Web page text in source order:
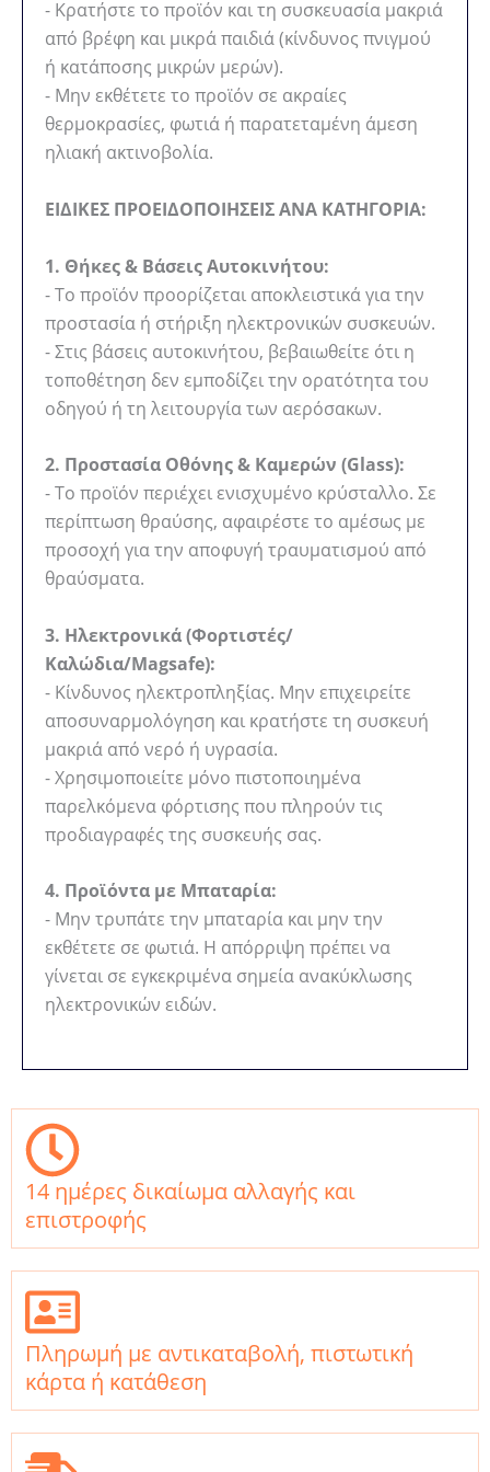
- Κρατήστε το προϊόν και τη συσκευασία μακριά
από βρέφη και μικρά παιδιά (κίνδυνος πνιγμού
ή κατάποσης μικρών μερών).
- Μην εκθέτετε το προϊόν σε ακραίες
θερμοκρασίες, φωτιά ή παρατεταμένη άμεση
ηλιακή ακτινοβολία.
ΕΙΔΙΚΕΣ ΠΡΟΕΙΔΟΠΟΙΗΣΕΙΣ ΑΝΑ ΚΑΤΗΓΟΡΙΑ:
1. Θήκες & Βάσεις Αυτοκινήτου:
- Το προϊόν προορίζεται αποκλειστικά για την
προστασία ή στήριξη ηλεκτρονικών συσκευών.
- Στις βάσεις αυτοκινήτου, βεβαιωθείτε ότι η
τοποθέτηση δεν εμποδίζει την ορατότητα του
οδηγού ή τη λειτουργία των αερόσακων.
2. Προστασία Οθόνης & Καμερών (Glass):
- Το προϊόν περιέχει ενισχυμένο κρύσταλλο. Σε
περίπτωση θραύσης, αφαιρέστε το αμέσως με
προσοχή για την αποφυγή τραυματισμού από
θραύσματα.
3. Ηλεκτρονικά (Φορτιστές/
Καλώδια/Magsafe):
- Κίνδυνος ηλεκτροπληξίας. Μην επιχειρείτε
αποσυναρμολόγηση και κρατήστε τη συσκευή
μακριά από νερό ή υγρασία.
- Χρησιμοποιείτε μόνο πιστοποιημένα
παρελκόμενα φόρτισης που πληρούν τις
προδιαγραφές της συσκευής σας.
4. Προϊόντα με Μπαταρία:
- Μην τρυπάτε την μπαταρία και μην την
εκθέτετε σε φωτιά. Η απόρριψη πρέπει να
γίνεται σε εγκεκριμένα σημεία ανακύκλωσης
ηλεκτρονικών ειδών.
14 ημέρες δικαίωμα αλλαγής και
επιστροφής
Πληρωμή με αντικαταβολή, πιστωτική
κάρτα ή κατάθεση